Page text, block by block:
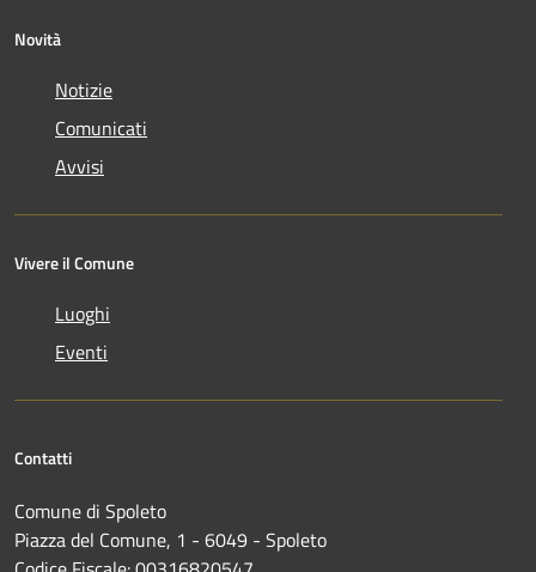
Novità
Notizie
Comunicati
Avvisi
Vivere il Comune
Luoghi
Eventi
Contatti
Comune di Spoleto
Piazza del Comune, 1 - 6049 - Spoleto